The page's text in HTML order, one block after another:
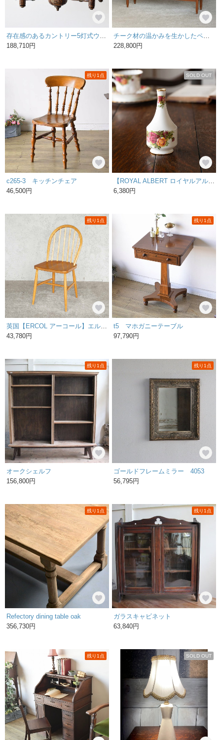
188,710円
228,800円
残り1点
c265-3 キッチンチェア
46,500円
SOLD OUT
6,380円
残り1点
43,780円
残り1点
t5 マホガニーテーブル
97,790円
残り1点
オークシェルフ
156,800円
残り1点
ゴールドフレームミラー 4053
56,795円
残り1点
Refectory dining table oak
356,730円
残り1点
ガラスキャビネット
63,840円
残り1点 SOLD OUT